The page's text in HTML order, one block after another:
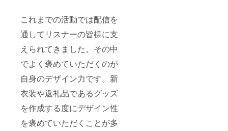
これまでの活動では配信を
通してリスナーの皆様に支
えられてきました。その中
でよく褒めていただくのが
自身のデザイン力です。新
衣装や返礼品であるグッズ
を作成する度にデザイン性
を褒めていただくことが多